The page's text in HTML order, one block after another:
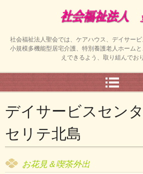
社会福祉法人聖会では、ケアハウス、デイサービ
小規模多機能型居宅介護、特別養護老人ホーム
えできるよう、取り組んでお
デイサービスセン
セリテ北島
お花見＆喫茶外出